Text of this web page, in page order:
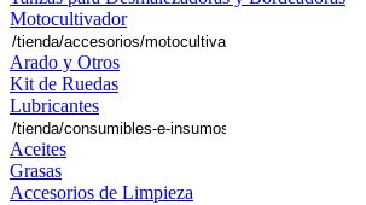
Motocultivador
Arado y Otros
Kit de Ruedas
Lubricantes
Aceites
Grasas
Accesorios de Limpieza